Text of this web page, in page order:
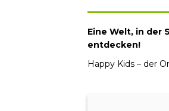
Eine Welt, in der
entdecken!
Happy Kids – der